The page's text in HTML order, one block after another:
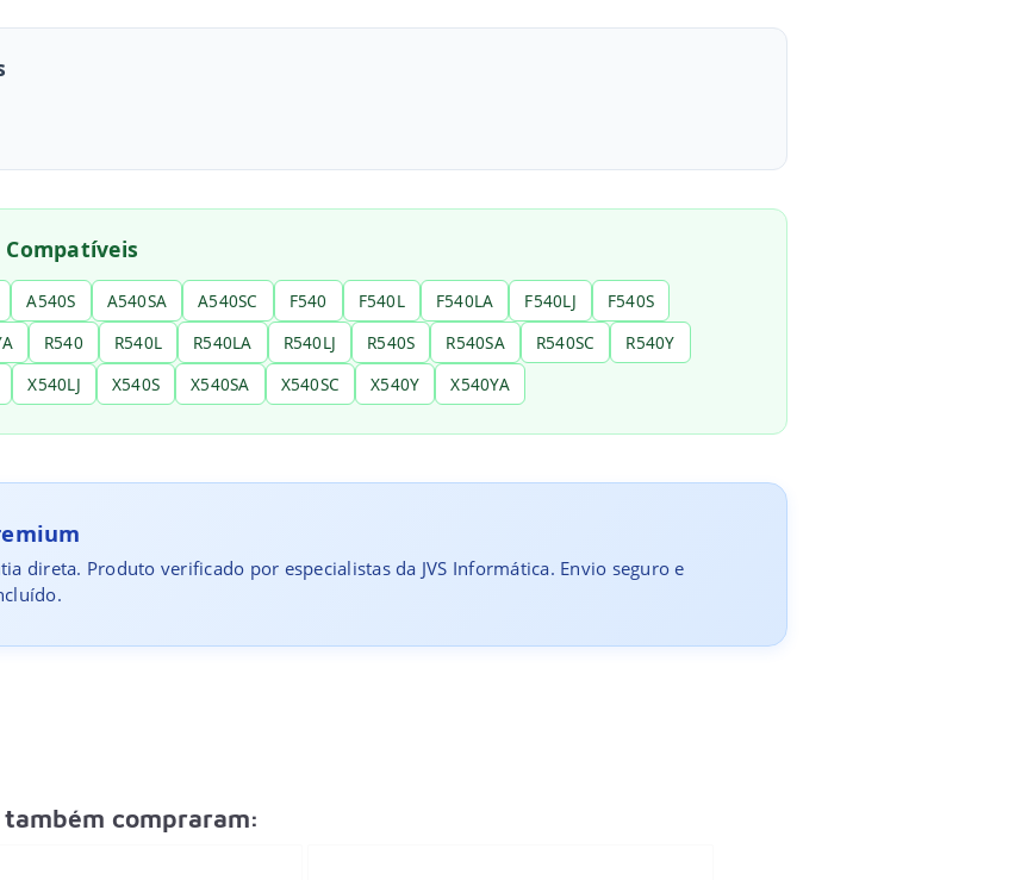
A540S A540SA A540SC F540 F540L F540LA F540LJ
F540S
R540 R540L R540LA R540LJ R540S R540SA R540SC
R540Y
X540LJ X540S X540SA X540SC X540Y X540YA
direta. Produto verificado por especialistas da JVS Informática. Envio seguro e
compraram: